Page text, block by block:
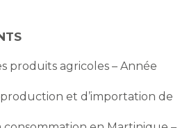
produits agricoles – Année
production et d’importation de